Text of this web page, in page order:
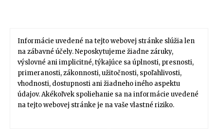
Informácie uvedené na tejto webovej stránke slúžia len
na zábavné účely. Neposkytujeme žiadne záruky,
výslovné ani implicitné, týkajúce sa úplnosti, presnosti,
primeranosti, zákonnosti, užitočnosti, spoľahlivosti,
vhodnosti, dostupnosti ani žiadneho iného aspektu
údajov. Akékoľvek spoliehanie sa na informácie uvedené
na tejto webovej stránke je na vaše vlastné riziko.